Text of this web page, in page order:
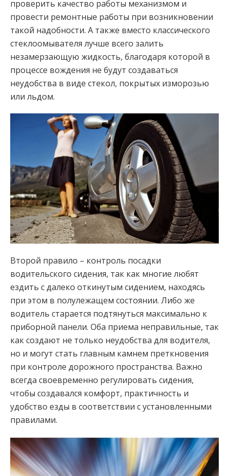
проверить качество работы механизмом и
провести ремонтные работы при возникновении
такой надобности. А также вместо классического
стеклоомывателя лучше всего залить
незамерзающую жидкость, благодаря которой в
процессе вождения не будут создаваться
неудобства в виде стекол, покрытых изморозью
или льдом.
Второй правило – контроль посадки
водительского сидения, так как многие любят
ездить с далеко откинутым сидением, находясь
при этом в полулежащем состоянии. Либо же
водитель старается подтянуться максимально к
приборной панели. Оба приема неправильные, так
как создают не только неудобства для водителя,
но и могут стать главным камнем преткновения
при контроле дорожного пространства. Важно
всегда своевременно регулировать сидения,
чтобы создавался комфорт, практичность и
удобство езды в соответствии с установленными
правилами.